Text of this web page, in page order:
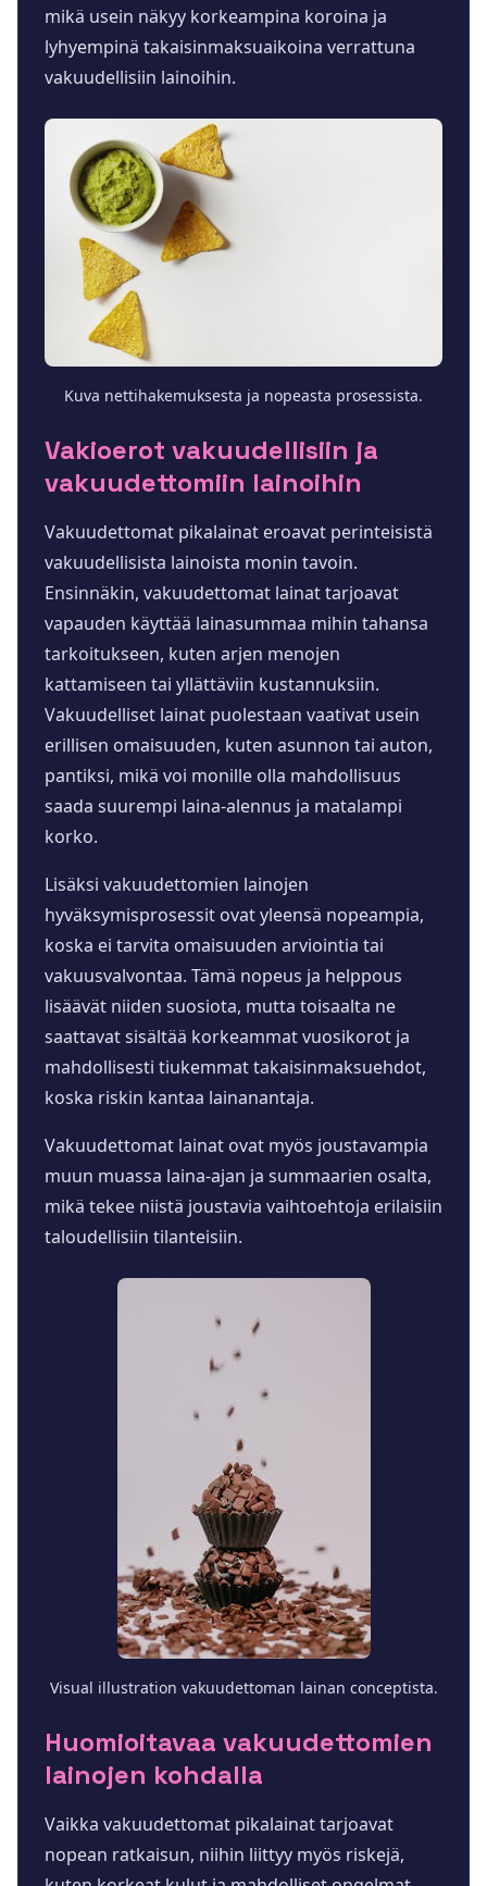
mikä usein näkyy korkeampina koroina ja
lyhyempinä takaisinmaksuaikoina verrattuna
vakuudellisiin lainoihin.
Kuva nettihakemuksesta ja nopeasta prosessista.
Vakioerot vakuudellisiin ja
vakuudettomiin lainoihin
Vakuudettomat pikalainat eroavat perinteisistä
vakuudellisista lainoista monin tavoin.
Ensinnäkin, vakuudettomat lainat tarjoavat
vapauden käyttää lainasummaa mihin tahansa
tarkoitukseen, kuten arjen menojen
kattamiseen tai yllättäviin kustannuksiin.
Vakuudelliset lainat puolestaan vaativat usein
erillisen omaisuuden, kuten asunnon tai auton,
pantiksi, mikä voi monille olla mahdollisuus
saada suurempi laina-alennus ja matalampi
korko.
Lisäksi vakuudettomien lainojen
hyväksymisprosessit ovat yleensä nopeampia,
koska ei tarvita omaisuuden arviointia tai
vakuusvalvontaa. Tämä nopeus ja helppous
lisäävät niiden suosiota, mutta toisaalta ne
saattavat sisältää korkeammat vuosikorot ja
mahdollisesti tiukemmat takaisinmaksuehdot,
koska riskin kantaa lainanantaja.
Vakuudettomat lainat ovat myös joustavampia
muun muassa laina-ajan ja summaarien osalta,
mikä tekee niistä joustavia vaihtoehtoja erilaisiin
taloudellisiin tilanteisiin.
Visual illustration vakuudettoman lainan conceptista.
Huomioitavaa vakuudettomien
lainojen kohdalla
Vaikka vakuudettomat pikalainat tarjoavat
nopean ratkaisun, niihin liittyy myös riskejä,